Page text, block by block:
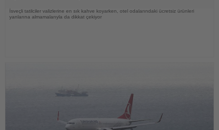
İsveçli tatilciler valizlerine en sık kahve koyarken, otel odalarındaki ücretsiz ürünleri
yanlarına almamalarıyla da dikkat çekiyor